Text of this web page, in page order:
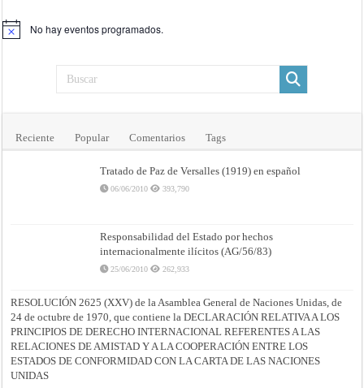
Aviso No hay eventos programados.
Reciente Popular Comentarios Tags
Tratado de Paz de Versalles (1919) en español
06/06/2010 393,790
Responsabilidad del Estado por hechos
internacionalmente ilícitos (AG/56/83)
25/06/2010 262,933
RESOLUCIÓN 2625 (XXV) de la Asamblea General de Naciones Unidas, de
24 de octubre de 1970, que contiene la DECLARACIÓN RELATIVA A LOS
PRINCIPIOS DE DERECHO INTERNACIONAL REFERENTES A LAS
RELACIONES DE AMISTAD Y A LA COOPERACIÓN ENTRE LOS
ESTADOS DE CONFORMIDAD CON LA CARTA DE LAS NACIONES
UNIDAS